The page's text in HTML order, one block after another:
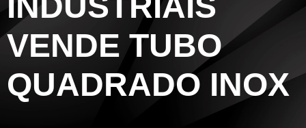
VENDE TUBO
QUADRADO INOX